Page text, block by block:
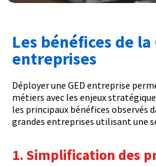
Les bénéfices de la
entreprises
Déployer une GED entreprise
métiers avec les enjeux
les principaux bénéfices observés
grandes entreprises utilisant une
1. Simplification des